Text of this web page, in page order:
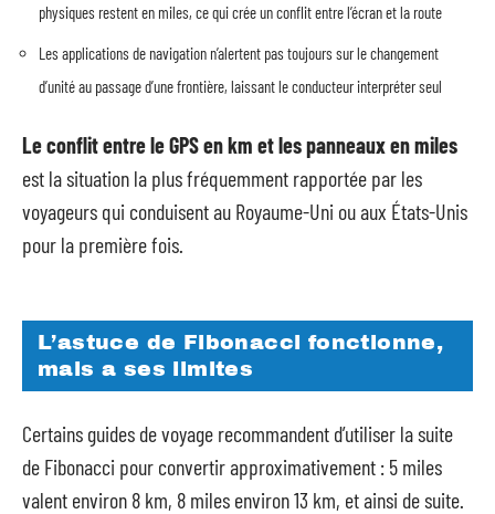
physiques restent en miles, ce qui crée un conflit entre l’écran et la route
Les applications de navigation n’alertent pas toujours sur le changement
d’unité au passage d’une frontière, laissant le conducteur interpréter seul
Le conflit entre le GPS en km et les panneaux en miles
est la situation la plus fréquemment rapportée par les
voyageurs qui conduisent au Royaume-Uni ou aux États-Unis
pour la première fois.
L’astuce de Fibonacci fonctionne,
mais a ses limites
Certains guides de voyage recommandent d’utiliser la suite
de Fibonacci pour convertir approximativement : 5 miles
valent environ 8 km, 8 miles environ 13 km, et ainsi de suite.